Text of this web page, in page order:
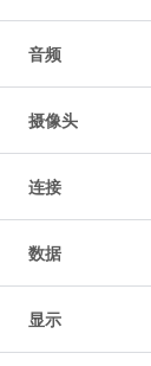
音频
摄像头
连接
数据
显示